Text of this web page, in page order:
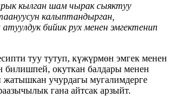
кылган шам чырак сыяктуу
калыптандырган,
бийик рух менен эмгектенип
туу тутуп, күжүрмөн эмгек менен
билишпей, окуткан балдары менен
учурдагы мугалимдерге
гана айтсак арзыйт.